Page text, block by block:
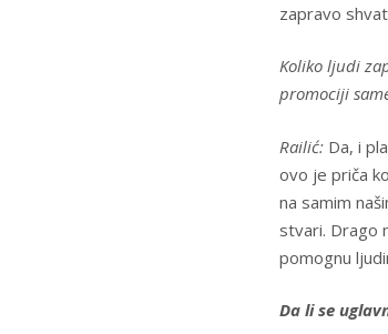
zapravo
Koliko ljudi
promociji
Railić: Da, i
ovo je priča
na samim
stvari. Drago
pomognu
Da li se